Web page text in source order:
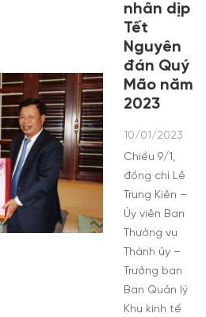
nhân dịp
Tết
Nguyên
đán Quý
Mão năm
2023
10/01/2023
Chiều 9/1,
đồng chí Lê
Trung Kiên –
Ủy viên Ban
Thường vụ
Thành ủy –
Trưởng ban
Ban Quản lý
Khu kinh tế